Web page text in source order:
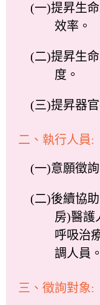
(一)提昇生
效率。
(二)提昇生
度。
(三)提昇器官
二、執行人員:
(一)意願徵
(二)後續協
房)醫護
呼吸治
調人員。
三、徵詢對象: